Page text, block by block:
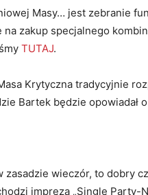
Masy… jest zebranie
na zakup specjalnego
TUTAJ.
Krytyczna tradycyjnie
Bartek będzie opowiadał
zasadzie wieczór, to dobry
impreza „Single Party-